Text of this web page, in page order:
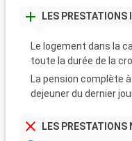
LES PRESTATIONS
Le logement dans la
toute la durée de la
La pension complète
dejeuner du dernier
LES PRESTATIONS